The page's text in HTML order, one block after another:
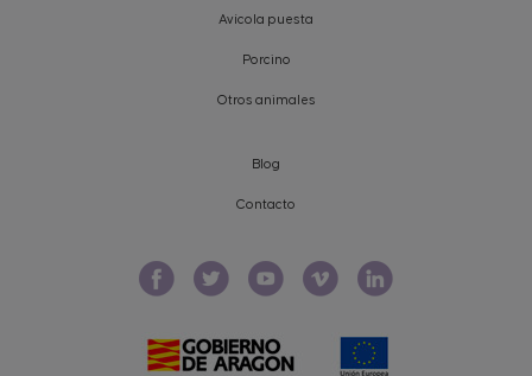
Avícola puesta
Porcino
Otros animales
Blog
Contacto